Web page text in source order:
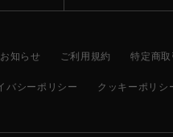
お知らせ ご利用規約 特定商
バシーポリシー クッキーポリシ